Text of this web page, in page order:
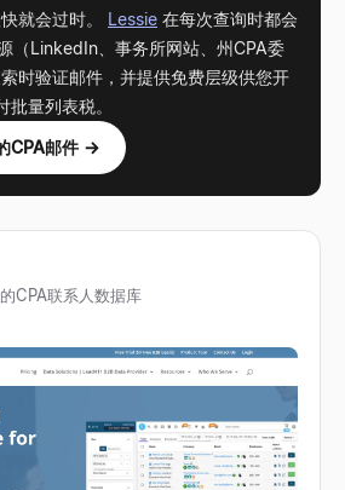
就会过时。 Lessie 在每次查询时都会
（LinkedIn、事务所网站、州CPA委
时验证邮件，并提供免费层级供您开
批量列表税。
CPA邮件 →
CPA联系人数据库